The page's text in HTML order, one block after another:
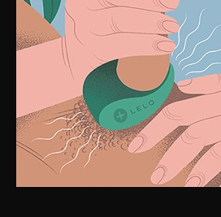
將TOR™ 2放置好，較厚的震
時能接觸到你伴侶的身體。
滑劑來讓體驗更為滑潤。